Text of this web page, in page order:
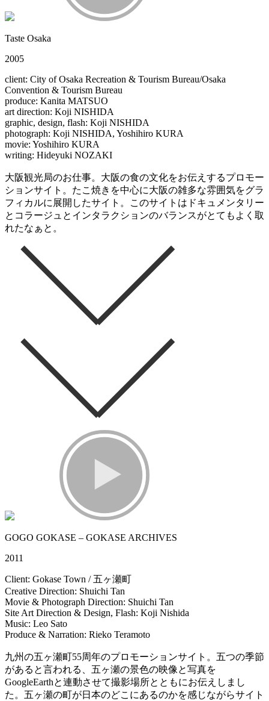
Taste Osaka
2005
client: City of Osaka Recreation & Tourism Bureau/Osaka
Convention & Tourism Bureau
produce: Kanita MATSUO
art direction: Koji NISHIDA
graphic, design, flash: Koji NISHIDA
photograph: Koji NISHIDA, Yoshihiro KURA
movie: Yoshihiro KURA
writing: Hideyuki NOZAKI
大阪観光局のお仕事。大阪の食の文化をお伝えするプロモー
ションサイト。たこ焼きを中心に大阪の雑多な雰囲気をグラ
フィカルに展開したサイト。このサイトはドキュメンタリー
とコラージュとインタラクションのバランスがとてもよく取
れたなぁと。
GOGO GOKASE – GOKASE ARCHIVES
2011
Client: Gokase Town / 五ヶ瀬町
Creative Direction: Shuichi Tan
Movie & Photograph Direction: Shuichi Tan
Site Art Direction & Design, Flash: Koji Nishida
Music: Leo Sato
Produce & Narration: Rieko Teramoto
九州の五ヶ瀬町55周年のプロモーションサイト。五つの季節
があると言われる、五ヶ瀬の景色の映像と写真を
GoogleEarthと連動させて撮影場所とともにお伝えしまし
た。五ヶ瀬の町が日本のどこにあるのかを感じながらサイト